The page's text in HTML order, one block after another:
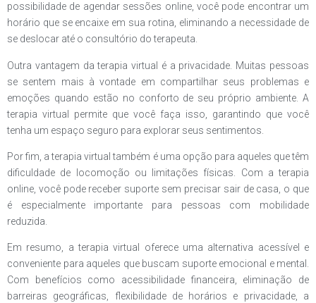
possibilidade de agendar sessões online, você pode encontrar um
horário que se encaixe em sua rotina, eliminando a necessidade de
se deslocar até o consultório do terapeuta.
Outra vantagem da terapia virtual é a privacidade. Muitas pessoas
se sentem mais à vontade em compartilhar seus problemas e
emoções quando estão no conforto de seu próprio ambiente. A
terapia virtual permite que você faça isso, garantindo que você
tenha um espaço seguro para explorar seus sentimentos.
Por fim, a terapia virtual também é uma opção para aqueles que têm
dificuldade de locomoção ou limitações físicas. Com a terapia
online, você pode receber suporte sem precisar sair de casa, o que
é especialmente importante para pessoas com mobilidade
reduzida.
Em resumo, a terapia virtual oferece uma alternativa acessível e
conveniente para aqueles que buscam suporte emocional e mental.
Com benefícios como acessibilidade financeira, eliminação de
barreiras geográficas, flexibilidade de horários e privacidade, a